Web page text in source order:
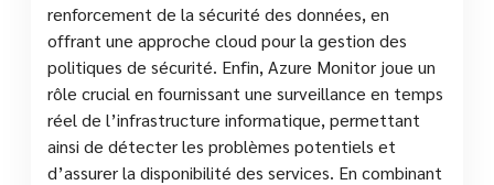
renforcement de la sécurité des données, en
offrant une approche cloud pour la gestion des
politiques de sécurité. Enfin, Azure Monitor joue un
rôle crucial en fournissant une surveillance en temps
réel de l’infrastructure informatique, permettant
ainsi de détecter les problèmes potentiels et
d’assurer la disponibilité des services. En combinant